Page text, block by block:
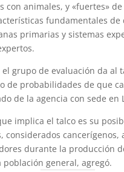
con animales, y «fuertes»
fundamentales de
primarias y sistemas
el grupo de evaluación da al
de probabilidades de que
de la agencia con sede en
implica el talco es su
considerados
durante la producción
población general, agregó.